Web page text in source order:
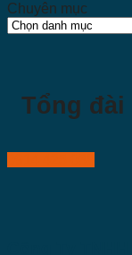
Chuyên mục
Chuyên
Tổng đài